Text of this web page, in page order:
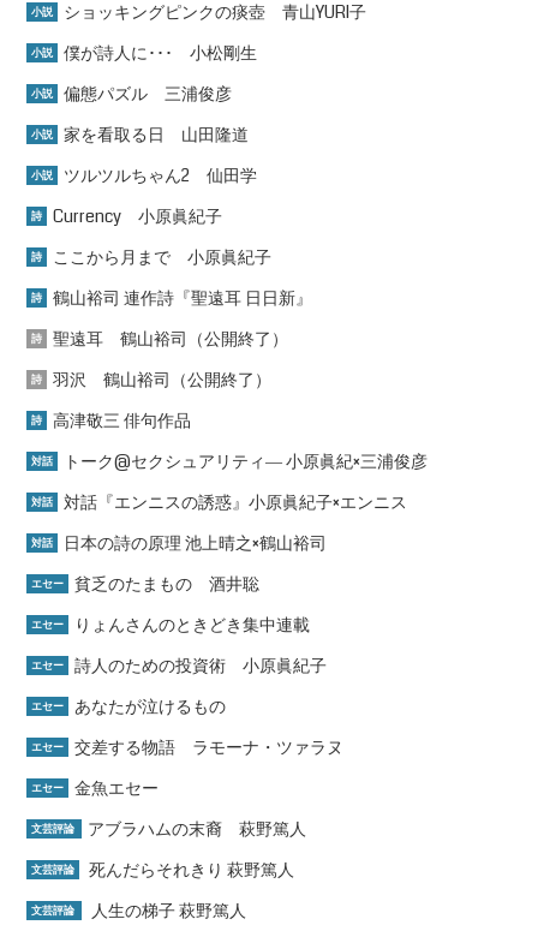
小説 ショッキングピンクの痰壺 青山YURI子
小説 僕が詩人に･･･ 小松剛生
小説 偏態パズル 三浦俊彦
小説 家を看取る日 山田隆道
小説 ツルツルちゃん2 仙田学
詩 Currency 小原眞紀子
詩 ここから月まで 小原眞紀子
詩 鶴山裕司 連作詩『聖遠耳 日日新』
詩 聖遠耳 鶴山裕司（公開終了）
詩 羽沢 鶴山裕司（公開終了）
詩 高津敬三 俳句作品
対話 トーク@セクシュアリティ― 小原眞紀×三浦俊彦
対話 対話『エンニスの誘惑』小原眞紀子×エンニス
対話 日本の詩の原理 池上晴之×鶴山裕司
エセー 貧乏のたまもの 酒井聡
エセー りょんさんのときどき集中連載
エセー 詩人のための投資術 小原眞紀子
エセー あなたが泣けるもの
エセー 交差する物語 ラモーナ・ツァラヌ
エセー 金魚エセー
文芸評論 アブラハムの末裔 萩野篤人
文芸評論 死んだらそれきり 萩野篤人
文芸評論 人生の梯子 萩野篤人